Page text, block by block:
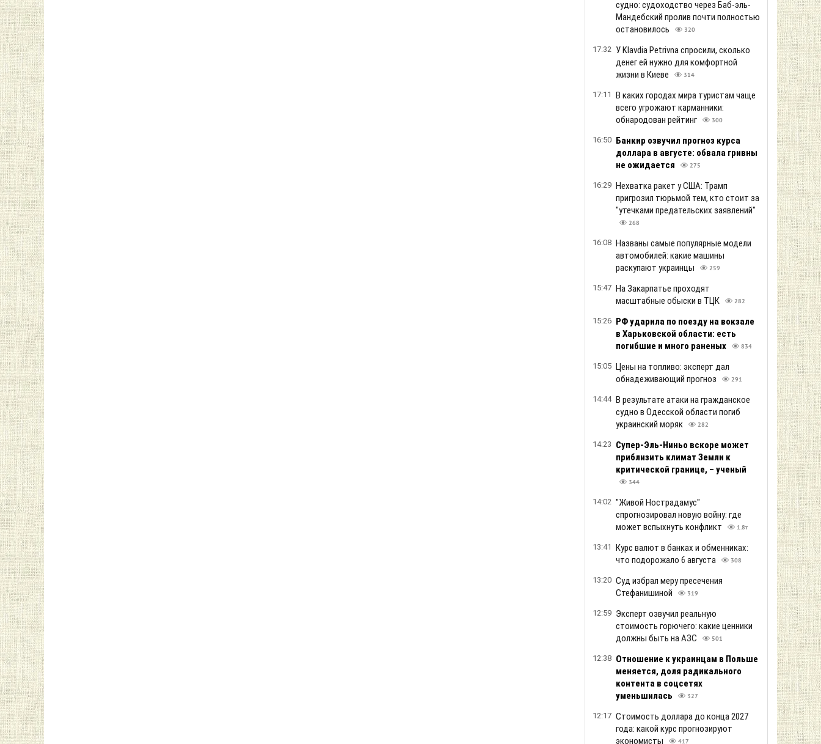
судно: судоходство через Баб-эль-
Мандебский пролив почти полностью
остановилось
320
17:32 У Klavdia Petrivna спросили, сколько
денег ей нужно для комфортной
жизни в Киеве
314
17:11 В каких городах мира туристам чаще
всего угрожают карманники:
обнародован рейтинг
300
16:50 Банкир озвучил прогноз курса
доллара в августе: обвала гривны
не ожидается
275
16:29 Нехватка ракет у США: Трамп
пригрозил тюрьмой тем, кто стоит за
"утечками предательских заявлений"
268
16:08 Названы самые популярные модели
автомобилей: какие машины
раскупают украинцы
259
15:47 На Закарпатье проходят
масштабные обыски в ТЦК
282
15:26 РФ ударила по поезду на вокзале
в Харьковской области: есть
погибшие и много раненых
834
15:05 Цены на топливо: эксперт дал
обнадеживающий прогноз
291
14:44 В результате атаки на гражданское
судно в Одесской области погиб
украинский моряк
282
14:23 Супер-Эль-Ниньо вскоре может
приблизить климат Земли к
критической границе, – ученый
344
14:02 "Живой Нострадамус"
спрогнозировал новую войну: где
может вспыхнуть конфликт
1.8т
13:41 Курс валют в банках и обменниках:
что подорожало 6 августа
308
13:20 Суд избрал меру пресечения
Стефанишиной
319
12:59 Эксперт озвучил реальную
стоимость горючего: какие ценники
должны быть на АЗС
501
12:38 Отношение к украинцам в Польше
меняется, доля радикального
контента в соцсетях
уменьшилась
327
12:17 Стоимость доллара до конца 2027
года: какой курс прогнозируют
экономисты
417